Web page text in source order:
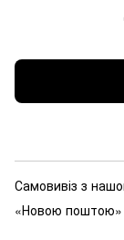
Самовивіз з
«Новою поштою»